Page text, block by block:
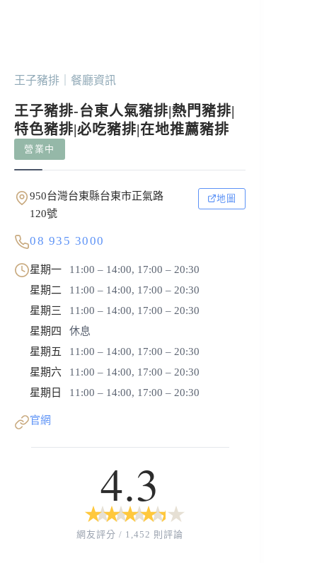
王子豬排｜餐廳資訊
王子豬排-台東人氣豬排|熱門豬排|
特色豬排|必吃豬排|在地推薦豬排
營業中
950台灣台東縣台東市正氣路
120號
地圖
08 935 3000
星期一
11:00 – 14:00, 17:00 – 20:30
星期二
11:00 – 14:00, 17:00 – 20:30
星期三
11:00 – 14:00, 17:00 – 20:30
星期四
休息
星期五
11:00 – 14:00, 17:00 – 20:30
星期六
11:00 – 14:00, 17:00 – 20:30
星期日
11:00 – 14:00, 17:00 – 20:30
官網
4.3
★
★ ★
★ ★
★ ★
★ ★
★
網友評分 / 1,452 則評論